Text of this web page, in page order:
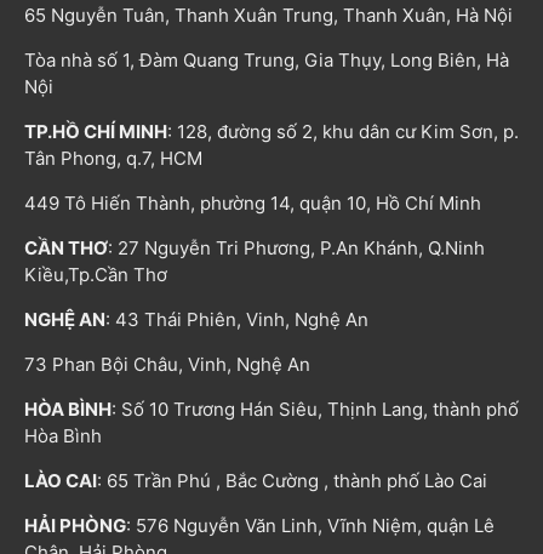
65 Nguyễn Tuân, Thanh Xuân Trung, Thanh Xuân, Hà Nội
Tòa nhà số 1, Đàm Quang Trung, Gia Thụy, Long Biên, Hà
Nội
TP.HỒ CHÍ MINH: 128, đường số 2, khu dân cư Kim Sơn, p.
Tân Phong, q.7, HCM
449 Tô Hiến Thành, phường 14, quận 10, Hồ Chí Minh
CẦN THƠ: 27 Nguyễn Tri Phương, P.An Khánh, Q.Ninh
Kiều,Tp.Cần Thơ
NGHỆ AN: 43 Thái Phiên, Vinh, Nghệ An
73 Phan Bội Châu, Vinh, Nghệ An
HÒA BÌNH: Số 10 Trương Hán Siêu, Thịnh Lang, thành phố
Hòa Bình
LÀO CAI: 65 Trần Phú , Bắc Cường , thành phố Lào Cai
HẢI PHÒNG: 576 Nguyễn Văn Linh, Vĩnh Niệm, quận Lê